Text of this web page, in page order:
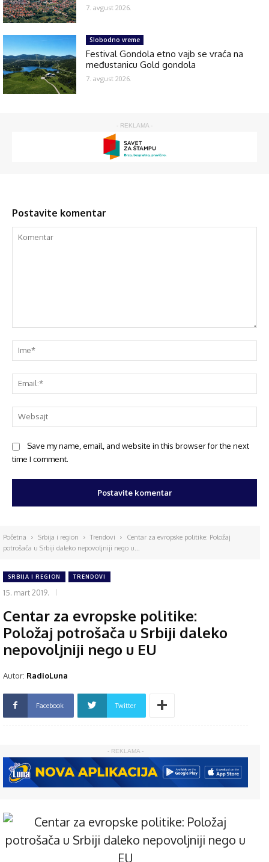
7. avgust 2026.
Slobodno vreme
Festival Gondola etno vajb se vraća na
međustanicu Gold gondola
7. avgust 2026.
- REKLAMA -
Postavite komentar
Save my name, email, and website in this browser for the next
time I comment.